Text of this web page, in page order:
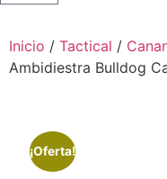
Inicio / Tactical /
Ambidiestra Bulldog
¡Oferta!